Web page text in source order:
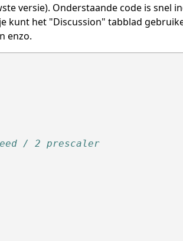
versie). Onderstaande code is snel
kunt het "Discussion" tabblad
enzo.
/ 2 prescaler